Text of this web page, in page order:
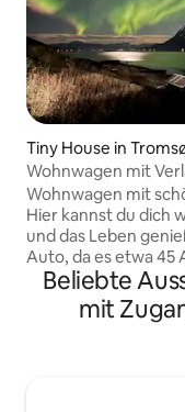
Tiny House in
Wohnwagen mit
atemberaubender
Wohnwagen mit
Hier kannst du dich
und das Leben genießen.
Auto, da es etwa
Stadtzentrum von
Autominuten vom
entfernt ist Genieße das Meer und finde
Beliebte
mit